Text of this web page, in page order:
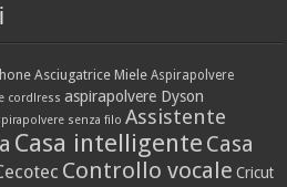
Asciugatrice Miele Aspirapolvere
cordlress aspirapolvere Dyson
senza filo Assistente
Casa intelligente Casa
Controllo vocale Cricut